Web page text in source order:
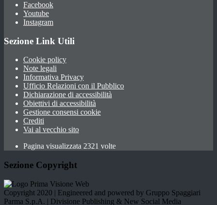
Facebook
Youtube
Instagram
Sezione Link Utili
Cookie policy
Note legali
Informativa Privacy
Ufficio Relazioni con il Pubblico
Dichiarazione di accessibilità
Obiettivi di accessibilità
Gestione consensi cookie
Crediti
Vai al vecchio sito
Pagina visualizzata 2321 volte
Sezione Copyright
Copyright 2020 | Engineered and powered by Gruppo Spaggiari
Parma S.p.A. | Divisione Publishing & New Social Media